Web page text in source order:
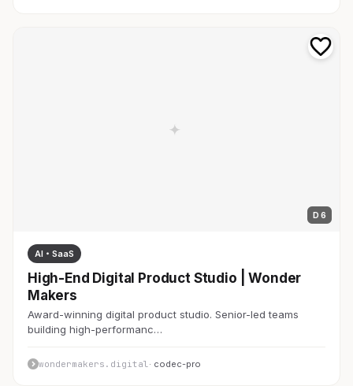
D 6
AI・SaaS
High-End Digital Product Studio | Wonder
Makers
Award-winning digital product studio. Senior-led teams
building high-performanc…
wondermakers.digital · codec-pro